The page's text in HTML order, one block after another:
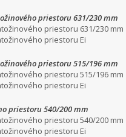
priestoru 631/230 mm
priestoru 631/230 mm
priestoru Ei
priestoru 515/196 mm
priestoru 515/196 mm
priestoru Ei
priestoru 540/200 mm
priestoru 540/200 mm
priestoru Ei